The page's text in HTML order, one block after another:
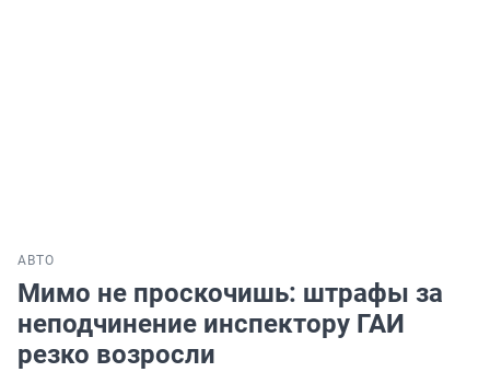
АВТО
Мимо не проскочишь: штрафы за
неподчинение инспектору ГАИ
резко возросли